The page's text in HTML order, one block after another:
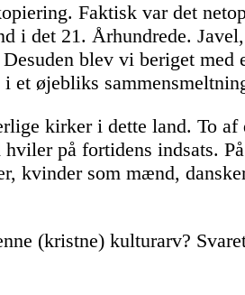
Faktisk var det
i det 21. Århundrede.
blev vi beriget med
et øjebliks
kirker i dette land. To
på fortidens indsats.
kvinder som mænd,
(kristne) kulturarv?